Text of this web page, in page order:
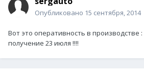
Опубликовано 15 сентября, 2014
Вот это оперативность в производстве
получение 23 июля !!!!